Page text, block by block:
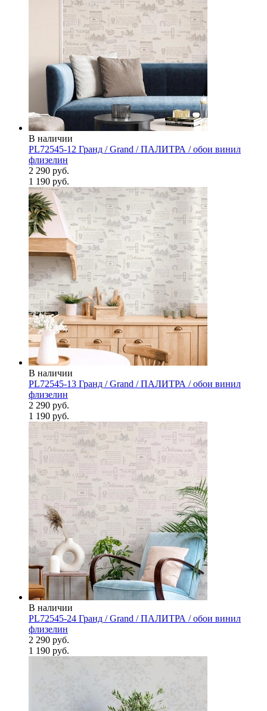
В наличии
PL72545-12 Гранд / Grand / ПАЛИТРА / обои винил
флизелин
2 290 руб.
1 190 руб.
В наличии
PL72545-13 Гранд / Grand / ПАЛИТРА / обои винил
флизелин
2 290 руб.
1 190 руб.
В наличии
PL72545-24 Гранд / Grand / ПАЛИТРА / обои винил
флизелин
2 290 руб.
1 190 руб.